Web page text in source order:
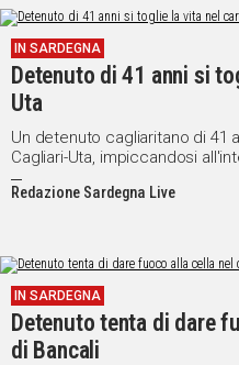
IN SARDEGNA
Detenuto di 41 anni si
Uta
Un detenuto cagliaritano di 41
Cagliari-Uta, impiccandosi
Redazione Sardegna Live
IN SARDEGNA
Detenuto tenta di dare
di Bancali